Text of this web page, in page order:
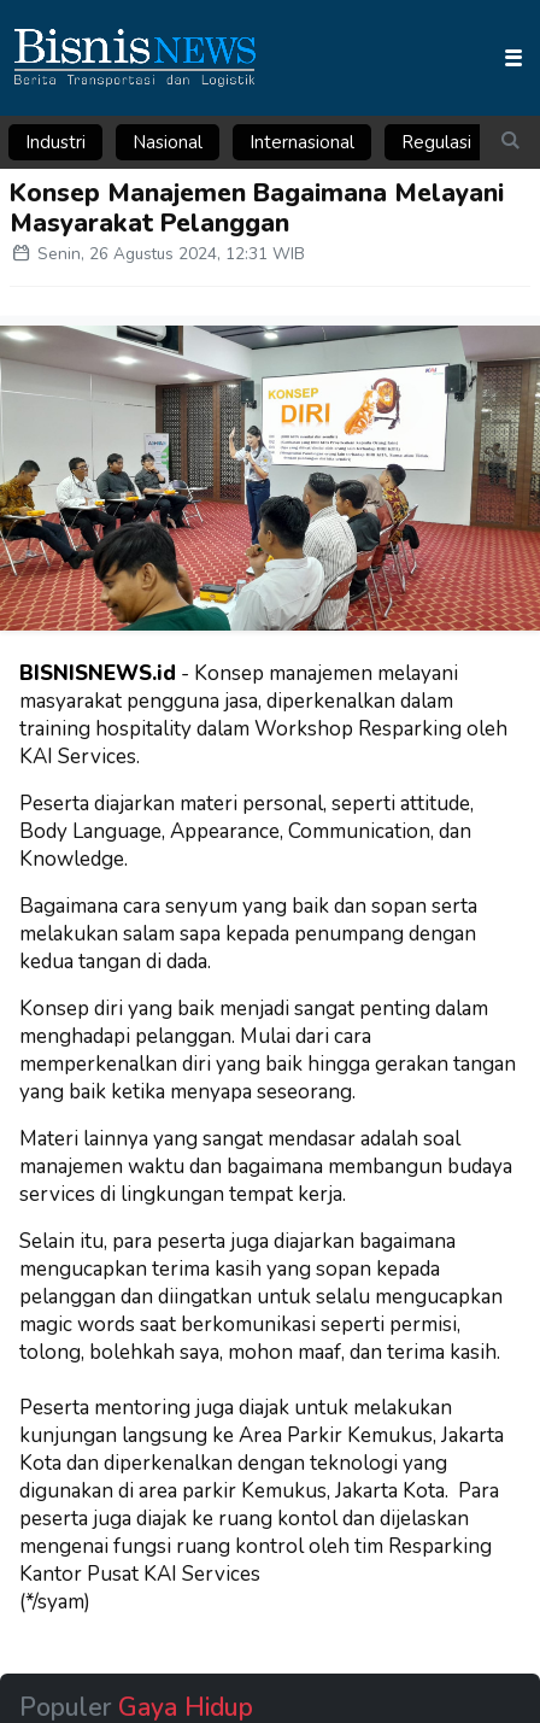
Industri Nasional Internasional Regulasi
Konsep Manajemen Bagaimana Melayani
Masyarakat Pelanggan
Senin, 26 Agustus 2024, 12:31 WIB
BISNISNEWS.id - Konsep manajemen melayani
masyarakat pengguna jasa, diperkenalkan dalam
training hospitality dalam Workshop Resparking oleh
KAI Services.
Peserta diajarkan materi personal, seperti attitude,
Body Language, Appearance, Communication, dan
Knowledge.
Bagaimana cara senyum yang baik dan sopan serta
melakukan salam sapa kepada penumpang dengan
kedua tangan di dada.
Konsep diri yang baik menjadi sangat penting dalam
menghadapi pelanggan. Mulai dari cara
memperkenalkan diri yang baik hingga gerakan tangan
yang baik ketika menyapa seseorang.
Materi lainnya yang sangat mendasar adalah soal
manajemen waktu dan bagaimana membangun budaya
services di lingkungan tempat kerja.
Selain itu, para peserta juga diajarkan bagaimana
mengucapkan terima kasih yang sopan kepada
pelanggan dan diingatkan untuk selalu mengucapkan
magic words saat berkomunikasi seperti permisi,
tolong, bolehkah saya, mohon maaf, dan terima kasih.
Peserta mentoring juga diajak untuk melakukan
kunjungan langsung ke Area Parkir Kemukus, Jakarta
Kota dan diperkenalkan dengan teknologi yang
digunakan di area parkir Kemukus, Jakarta Kota. Para
peserta juga diajak ke ruang kontol dan dijelaskan
mengenai fungsi ruang kontrol oleh tim Resparking
Kantor Pusat KAI Services
(*/syam)
Populer Gaya Hidup